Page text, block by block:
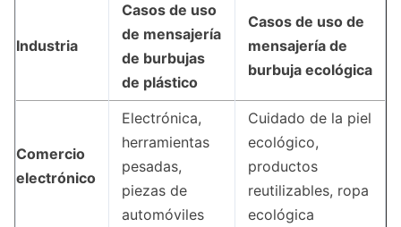
Industria
Casos de uso
de mensajería
de burbujas
de plástico
Casos de uso de
mensajería de
burbuja ecológica
Comercio
electrónico
Electrónica,
herramientas
pesadas,
piezas de
automóviles
Cuidado de la piel
ecológico,
productos
reutilizables, ropa
ecológica